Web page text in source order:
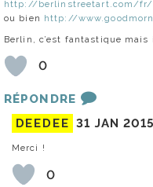
http://berlinstreetart.com/fr/
ou bien http://
Berlin, c’est fantastique
0
RÉPONDRE
DEEDEE 31 JAN
Merci !
0